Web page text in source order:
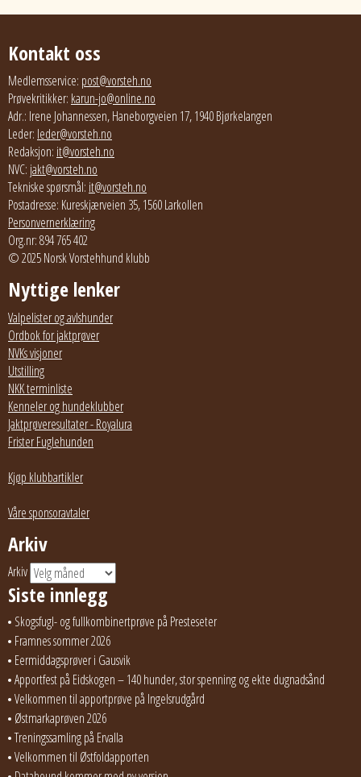
Kontakt oss
Medlemsservice: post@vorsteh.no
Prøvekritikker: karun-jo@online.no
Adr.: Irene Johannessen, Haneborgveien 17, 1940 Bjørkelangen
Leder: leder@vorsteh.no
Redaksjon: it@vorsteh.no
NVC: jakt@vorsteh.no
Tekniske spørsmål: it@vorsteh.no
Postadresse: Kureskjærveien 35, 1560 Larkollen
Personvernerklæring
Org.nr: 894 765 402
© 2025 Norsk Vorstehhund klubb
Nyttige lenker
Valpelister og avlshunder
Ordbok for jaktprøver
NVKs visjoner
Utstilling
NKK terminliste
Kenneler og hundeklubber
Jaktprøveresultater - Royalura
Frister Fuglehunden
Kjøp klubbartikler
Våre sponsoravtaler
Arkiv
Arkiv
Siste innlegg
Skogsfugl- og fullkombinertprøve på Presteseter
Framnes sommer 2026
Eermiddagsprøver i Gausvik
Apportfest på Eidskogen – 140 hunder, stor spenning og ekte dugnadsånd
Velkommen til apportprøve på Ingelsrudgård
Østmarkaprøven 2026
Treningssamling på Ervalla
Velkommen til Østfoldapporten